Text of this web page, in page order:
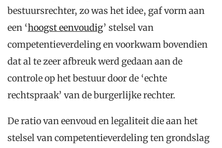
bestuursrechter, zo was het idee, gaf vorm aan
een ‘hoogst eenvoudig’ stelsel van
competentieverdeling en voorkwam bovendien
dat al te zeer afbreuk werd gedaan aan de
controle op het bestuur door de ‘echte
rechtspraak’ van de burgerlijke rechter.
De ratio van eenvoud en legaliteit die aan het
stelsel van competentieverdeling ten grondslag